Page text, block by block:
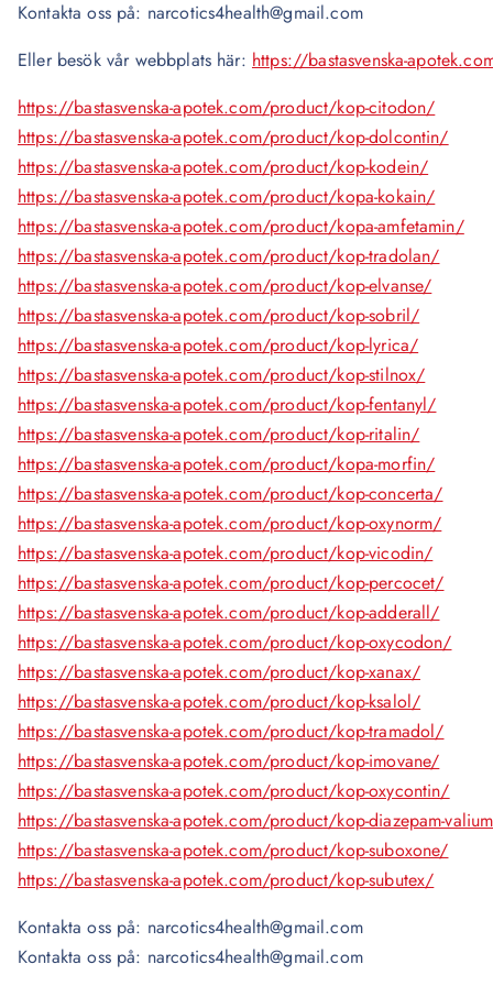
Kontakta oss på: narcotics4health@gmail.com
Eller besök vår webbplats här: https://bastasvenska-
https://bastasvenska-apotek.com/product/kop-citodon/
https://bastasvenska-apotek.com/product/kop-dolcontin/
https://bastasvenska-apotek.com/product/kop-kodein/
https://bastasvenska-apotek.com/product/kopa-kokain/
https://bastasvenska-apotek.com/product/kopa-amfetamin/
https://bastasvenska-apotek.com/product/kop-tradolan/
https://bastasvenska-apotek.com/product/kop-elvanse/
https://bastasvenska-apotek.com/product/kop-sobril/
https://bastasvenska-apotek.com/product/kop-lyrica/
https://bastasvenska-apotek.com/product/kop-stilnox/
https://bastasvenska-apotek.com/product/kop-fentanyl/
https://bastasvenska-apotek.com/product/kop-ritalin/
https://bastasvenska-apotek.com/product/kopa-morfin/
https://bastasvenska-apotek.com/product/kop-concerta/
https://bastasvenska-apotek.com/product/kop-oxynorm/
https://bastasvenska-apotek.com/product/kop-vicodin/
https://bastasvenska-apotek.com/product/kop-percocet/
https://bastasvenska-apotek.com/product/kop-adderall/
https://bastasvenska-apotek.com/product/kop-oxycodon/
https://bastasvenska-apotek.com/product/kop-xanax/
https://bastasvenska-apotek.com/product/kop-ksalol/
https://bastasvenska-apotek.com/product/kop-tramadol/
https://bastasvenska-apotek.com/product/kop-imovane/
https://bastasvenska-apotek.com/product/kop-oxycontin/
https://bastasvenska-apotek.com/product/kop-diazepam-
https://bastasvenska-apotek.com/product/kop-suboxone/
https://bastasvenska-apotek.com/product/kop-subutex/
Kontakta oss på: narcotics4health@gmail.com
Kontakta oss på: narcotics4health@gmail.com